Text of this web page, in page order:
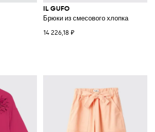
IL GUFO
Брюки из смесового хлопка
14 226,18 ₽